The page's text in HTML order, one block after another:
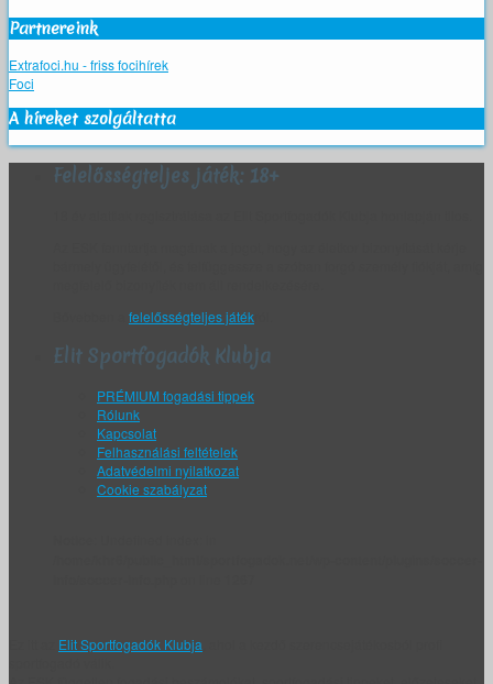
Partnereink
Extrafoci.hu - friss focihírek
Foci
A híreket szolgáltatta
Felelősségteljes játék: 18+
felelősségteljes játék
Elit Sportfogadók Klubja
PRÉMIUM fogadási tippek
Rólunk
Kapcsolat
Felhasználási feltételek
Adatvédelmi nyilatkozat
Cookie szabályzat
Elit Sportfogadók Klubja